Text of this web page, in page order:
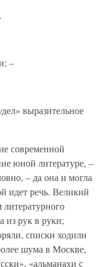
–
выразительное
современной
юной литературе, –
– да она и могла
идет речь. Великий
из рук в руки;
списки ходили
шума в Москве,
«альманахи с